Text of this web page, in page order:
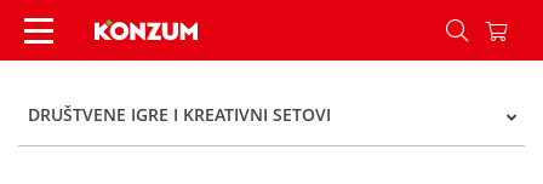
Play-Doh Air Clay Pizzeria set 11/1 - Konzum
DRUŠTVENE IGRE I KREATIVNI SETOVI